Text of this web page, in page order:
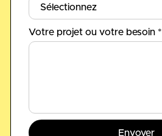
Votre projet ou votre besoin *